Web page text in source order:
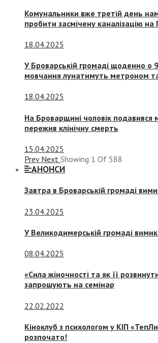
Комунальники вже третій день
пробити засмічену каналізацію на
18.04.2025
У Броварській громаді щоденно о
мовчання лунатимуть метроном
18.04.2025
На Броварщині чоловік подавився
пережив клінічну смерть
15.04.2025
Prev Next Showing 1 Of 588
АНОНСИ
Завтра в Броварській громаді
23.04.2025
У Великодимерській громаді
08.04.2025
«Сила жіночності та як її
запрошують на семінар
22.02.2022
Кіноклуб з психологом у КІП
розпочато!